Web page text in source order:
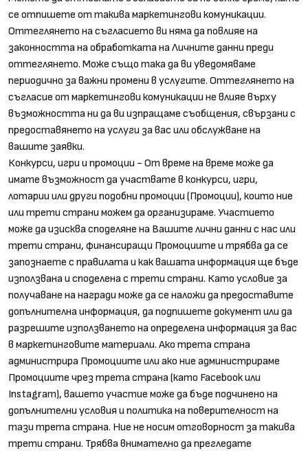
се отпишете от такива маркетингови комуникации.
Оттеглянето на съгласието ви няма да повлияе на
законността на обработката на Личните данни преди
оттеглянето. Може също така да ви уведомяваме
периодично за важни промени в услугите. Оттеглянето на
съгласие от маркетингови комуникации не влияе върху
възможността ни да ви изпращаме съобщения, свързани с
предоставянето на услуги за вас или обслужване на
вашите заявки.
Конкурси, игри и промоции - От време на време може да
имате възможност да участвате в конкурси, игри,
лотарии или други подобни промоции (Промоции), които ние
или трети страни можем да организираме. Участието
може да изисква споделяне на Вашите лични данни с нас или
трети страни, финансиращи Промоциите и трябва да се
запознаете с правилата и как вашата информация ще бъде
използвана и споделена с трети страни. Като условие за
получаване на награди може да се наложи да предоставите
допълнителна информация, да подпишете документ или да
разрешите използването на определена информация за вас
в маркетинговите материали. Ако трета страна
администрира Промоциите или ако ние администрираме
Промоциите чрез трета страна (като Facebook или
Instagram), вашето участие може да бъде подчинено на
допълнителни условия и политика на поверителност на
тази трета страна. Ние не носим отговорност за такива
трети страни. Трябва внимателно да прегледате